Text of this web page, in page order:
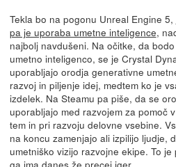
Tekla bo na pogonu Unreal Engine 5,
pa je uporaba umetne inteligence,
najbolj navdušeni. Na očitke, da
umetno inteligenco, se je Crystal
uporabljajo orodja generativne
razvoj in piljenje idej, medtem ko je
izdelek. Na Steamu pa piše, da se
uporabljajo med razvojem za pomoč
tem in pri razvoju delovne vsebine.
na koncu zamenjajo ali izpilijo ljudje,
umetniško vizijo razvojne ekipe. To
ga ima danes že precej iger.